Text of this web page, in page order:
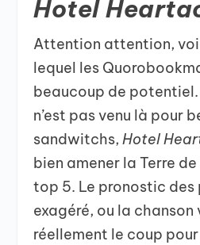
Hotel
Attention attention,
lequel les
beaucoup de
n’est pas venu là pour
sandwitchs,Hotel
bien amener la Terre
top 5. Le pronostic
exagéré, ou la
réellement le coup